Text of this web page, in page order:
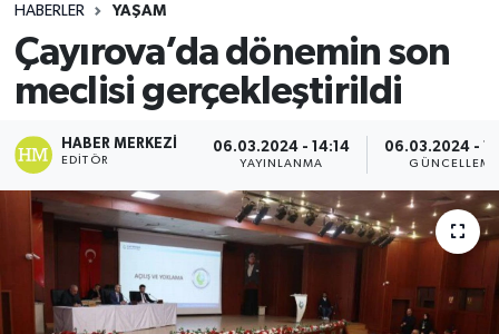
HABERLER YAŞAM
Çayırova’da dönemin son
meclisi gerçekleştirildi
HABER MERKEZI
EDITÖR
06.03.2024 - 14:14
YAYINLANMA
06.03.2024 -
GÜNCELLEME
Siyaset
Ekonomi
Kadın
Magazin
Yaşam
Tüm Manşetler
Son Dakika Haberleri
Haber Arşivi